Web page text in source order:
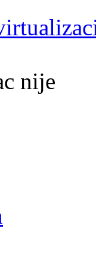
nije